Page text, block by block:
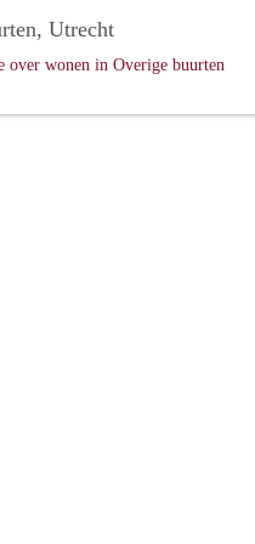
Utrecht
over wonen in Overige buurten